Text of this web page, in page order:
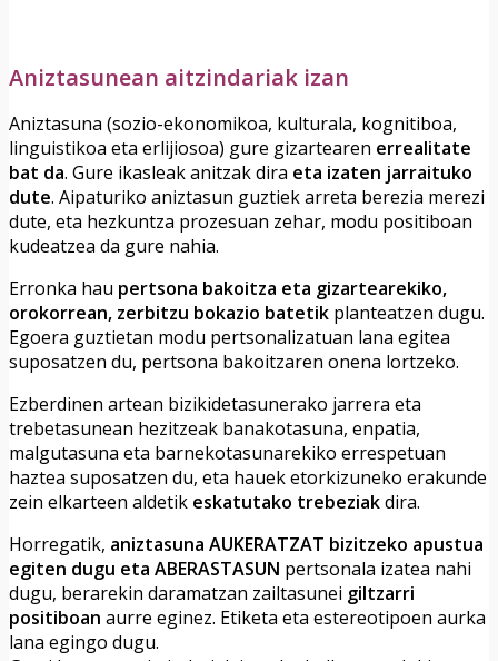
Aniztasunean aitzindariak izan
Aniztasuna (sozio-ekonomikoa, kulturala, kognitiboa,
linguistikoa eta erlijiosoa) gure gizartearen errealitate
bat da. Gure ikasleak anitzak dira eta izaten jarraituko
dute. Aipaturiko aniztasun guztiek arreta berezia merezi
dute, eta hezkuntza prozesuan zehar, modu positiboan
kudeatzea da gure nahia.
Erronka hau pertsona bakoitza eta gizartearekiko,
orokorrean, zerbitzu bokazio batetik planteatzen dugu.
Egoera guztietan modu pertsonalizatuan lana egitea
suposatzen du, pertsona bakoitzaren onena lortzeko.
Ezberdinen artean bizikidetasunerako jarrera eta
trebetasunean hezitzeak banakotasuna, enpatia,
malgutasuna eta barnekotasunarekiko errespetuan
haztea suposatzen du, eta hauek etorkizuneko erakunde
zein elkarteen aldetik eskatutako trebeziakdira.
Horregatik, aniztasuna AUKERATZAT bizitzeko apustua
egiten dugu eta ABERASTASUN pertsonala izatea nahi
dugu, berarekin daramatzan zailtasunei giltzarri
positiboan aurre eginez. Etiketa eta estereotipoen aurka
lana egingo dugu.